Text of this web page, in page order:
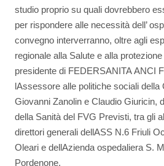
studio proprio su quali dovrebbero
per rispondere alle necessità dell’
convegno interverranno, oltre agli
regionale alla Salute e alla
presidente di FEDERSANITA ANCI
lAssessore alle politiche sociali
Giovanni Zanolin e Claudio Giuricin,
della Sanità del FVG Previsti, tra gli
direttori generali dellASS N.6 Friuli
Oleari e dellAzienda ospedaliera S.
Pordenone.